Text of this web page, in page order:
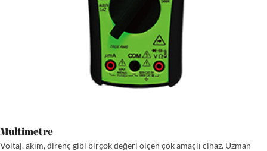
Multimetre
Voltaj, akım, direnç gibi birçok değeri ölçen çok amaçlı cihaz. Uzman